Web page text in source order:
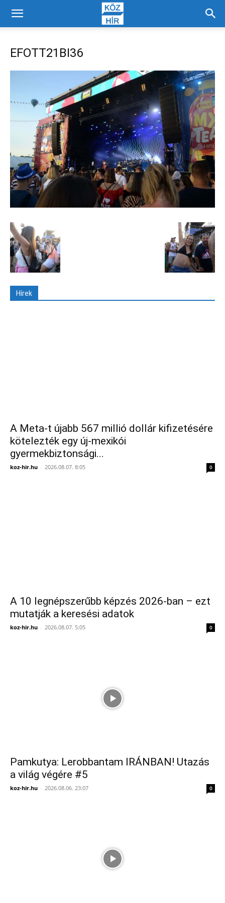
EFOTT21BI36
Hírek
A Meta-t újabb 567 millió dollár kifizetésére
kötelezték egy új-mexikói
gyermekbiztonsági...
koz-hir.hu - 2026.08.07. 8:05 0
A 10 legnépszerűbb képzés 2026-ban – ezt
mutatják a keresési adatok
koz-hir.hu - 2026.08.07. 5:05 0
Pamkutya: Lerobbantam IRÁNBAN! Utazás
a világ végére #5
koz-hir.hu - 2026.08.06. 23:07 0